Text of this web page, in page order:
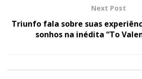
Next Post
Triunfo fala sobre suas
sonhos na inédita “To